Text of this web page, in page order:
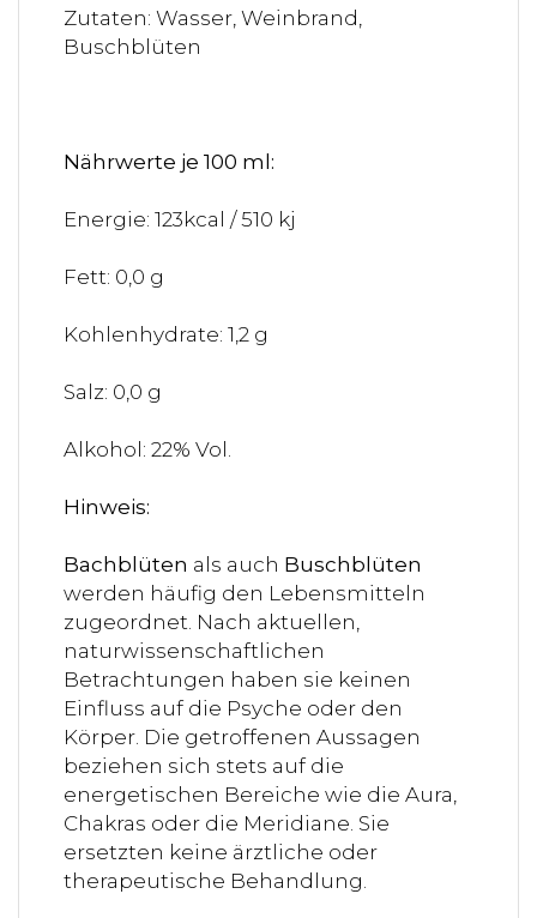
Zutaten: Wasser, Weinbrand,
Buschblüten
Nährwerte je 100 ml:
Energie: 123kcal / 510 kj
Fett: 0,0 g
Kohlenhydrate: 1,2 g
Salz: 0,0 g
Alkohol: 22% Vol.
Hinweis:
Bachblüten als auch Buschblüten
werden häufig den Lebensmitteln
zugeordnet. Nach aktuellen,
naturwissenschaftlichen
Betrachtungen haben sie keinen
Einfluss auf die Psyche oder den
Körper. Die getroffenen Aussagen
beziehen sich stets auf die
energetischen Bereiche wie die Aura,
Chakras oder die Meridiane. Sie
ersetzten keine ärztliche oder
therapeutische Behandlung.